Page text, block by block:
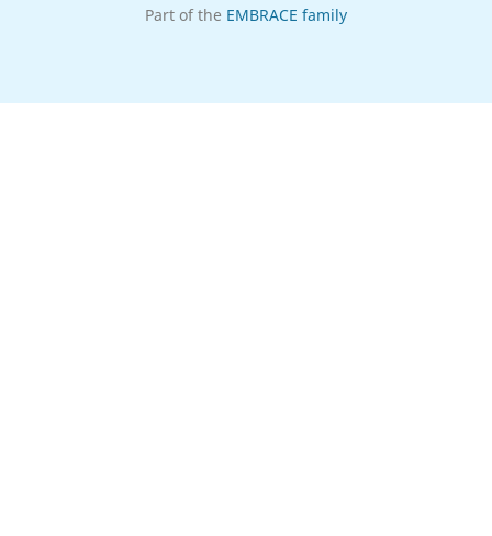
Part of the EMBRACE family